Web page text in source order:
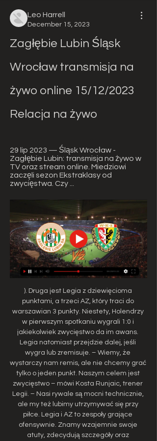
Leo Harrell
December 15, 2023
Zagłębie Lubin Śląsk
Wrocław transmisja na
żywo online 15/12/2023
Relacja na żywo
29 lip 2023 — Śląsk Wrocław -
Zagłębie Lubin: transmisja na żywo w
TV oraz stream online. Miedziowi
zaczęli sezon Ekstraklasy od
zwycięstwa. Czy ...
). Druga jest Legia z dziewięcioma
punktami, a trzeci AZ, który traci do
warszawian 3 punkty. Niestety, Holendrzy
w pierwszym spotkaniu wygrali 1:0 i
jakiekolwiek zwycięstwo da im awans.
Legia natomiast przejdzie dalej, jeśli
wygra lub zremisuje. – Wiemy, że
wystarczy nam remis, ale nie chcemy grać
tylko o jeden punkt. Naszym celem jest
zwycięstwo – mówi Kosta Runjaic, trener
Legii. – Nasi rywale są mocni technicznie,
ale my też lubimy utrzymywać się przy
piłce. Legia i AZ to zespoły grające
ofensywnie. Znamy wzajemnie swoje
atuty, zdecydują szczegóły oraz